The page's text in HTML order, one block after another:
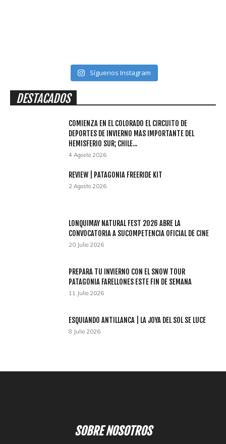
Síguenos Instagram
DESTACADOS
COMIENZA EN EL COLORADO EL CIRCUITO DE
DEPORTES DE INVIERNO MAS IMPORTANTE DEL
HEMISFERIO SUR; CHILE...
4 Agosto 2026
REVIEW | PATAGONIA FREERIDE KIT
2 Agosto 2026
LONQUIMAY NATURAL FEST 2026 ABRE LA
CONVOCATORIA A SUCOMPETENCIA OFICIAL DE CINE
20 Julio 2026
PREPARA TU INVIERNO CON EL SNOW TOUR
PATAGONIA FARELLONES ESTE FIN DE SEMANA
11 Julio 2026
ESQUIANDO ANTILLANCA | LA JOYA DEL SOL SE LUCE
8 Julio 2026
SOBRE NOSOTROS